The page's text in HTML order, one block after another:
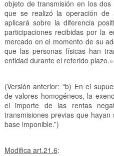
objeto de transmisión en los
que se realizó la operación de
aplicará sobre la diferencia
participaciones recibidas por la
mercado en el momento de su
que las personas físicas han
entidad durante el referido plazo.»
(Versión anterior: “b) En el
de valores homogéneos, la
el importe de las rentas
transmisiones previas que
base imponible.”)
Modifica art.21.6: